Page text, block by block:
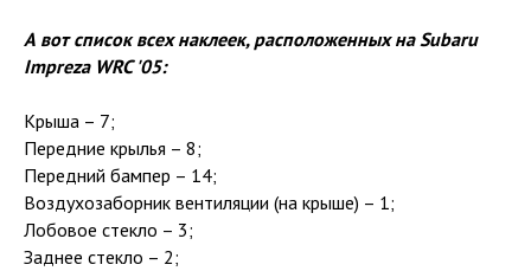
А вот список всех наклеек, расположенных на Subaru
Impreza WRC '05:
Крыша – 7;
Передние крылья – 8;
Передний бампер – 14;
Воздухозаборник вентиляции (на крыше) – 1;
Лобовое стекло – 3;
Заднее стекло – 2;